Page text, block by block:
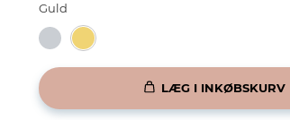
Guld
LÆG I INKØBSKURV